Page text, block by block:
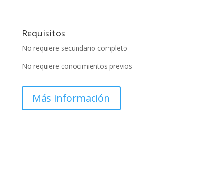
Requisitos
No requiere secundario completo
No requiere conocimientos previos
Más información